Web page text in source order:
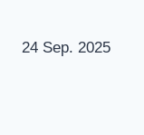
24 Sep. 2025